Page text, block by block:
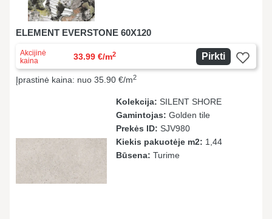
ELEMENT EVERSTONE 60X120
Akcijinė
kaina
33.99 €/m2 Pirkti
Įprastinė kaina: nuo 35.90 €/m2
Kolekcija: SILENT SHORE
Gamintojas: Golden tile
Prekės ID: SJV980
Kiekis pakuotėje m2: 1,44
Būsena: Turime